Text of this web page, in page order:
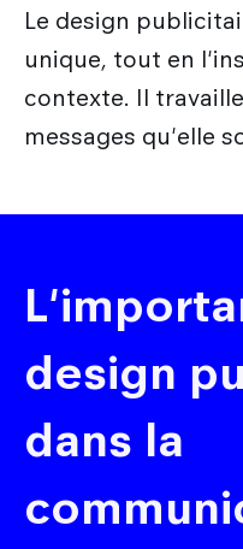
Le design
unique, tout en
contexte. Il
messages qu'elle
design
dans la